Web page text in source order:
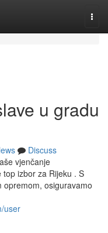
u gradu
Discuss
vjenčanje
izbor za Rijeku . S
opremom, osiguravamo
user